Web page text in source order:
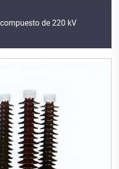
de 220 kV